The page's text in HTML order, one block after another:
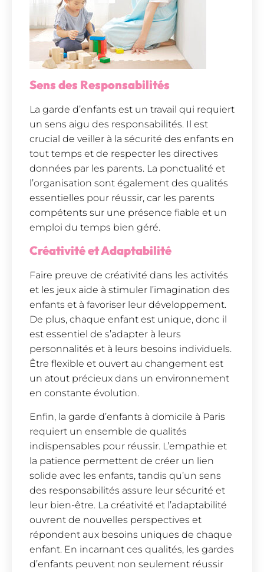
Sens des Responsabilités
La garde d’enfants est un travail qui requiert
un sens aigu des responsabilités. Il est
crucial de veiller à la sécurité des enfants en
tout temps et de respecter les directives
données par les parents. La ponctualité et
l’organisation sont également des qualités
essentielles pour réussir, car les parents
compétents sur une présence fiable et un
emploi du temps bien géré.
Créativité et Adaptabilité
Faire preuve de créativité dans les activités
et les jeux aide à stimuler l’imagination des
enfants et à favoriser leur développement.
De plus, chaque enfant est unique, donc il
est essentiel de s’adapter à leurs
personnalités et à leurs besoins individuels.
Être flexible et ouvert au changement est
un atout précieux dans un environnement
en constante évolution.
Enfin, la garde d’enfants à domicile à Paris
requiert un ensemble de qualités
indispensables pour réussir. L’empathie et
la patience permettent de créer un lien
solide avec les enfants, tandis qu’un sens
des responsabilités assure leur sécurité et
leur bien-être. La créativité et l’adaptabilité
ouvrent de nouvelles perspectives et
répondent aux besoins uniques de chaque
enfant. En incarnant ces qualités, les gardes
d’enfants peuvent non seulement réussir